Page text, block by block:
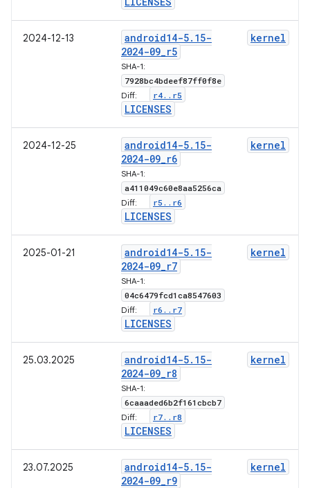
2024-12-13 android14-5. 15-
2024-09_r5
SHA-1:
7928bc4bdeef87ff0f8e
Diff: r4. . r5
LICENSES
kernel
2024-12-25 android14-5. 15-
2024-09_r6
SHA-1:
a411049c60e8aa5256ca
Diff: r5 . . r6
LICENSES
kernel
2025-01-21 android14-5. 15-
2024-09_r7
SHA-1:
04c6479fcd1ca8547603
Diff: r6 . . r7
LICENSES
kernel
25.03.2025 android14-5. 15-
2024-09_r8
SHA-1:
6caaaded6b2f161cbcb7
Diff: r7. . r8
LICENSES
kernel
23.07.2025 android14-5. 15-
2024-09_r9
kernel